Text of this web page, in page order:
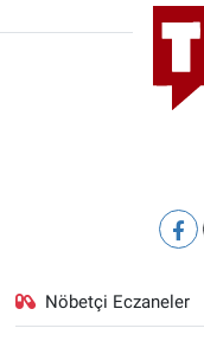
Nöbetçi Eczaneler